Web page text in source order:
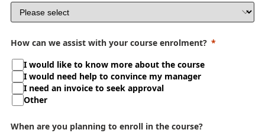
How can we assist with your course enrolment?
I would like to know more about the course
I would need help to convince my manager
I need an invoice to seek approval
Other
When are you planning to enroll in the course?